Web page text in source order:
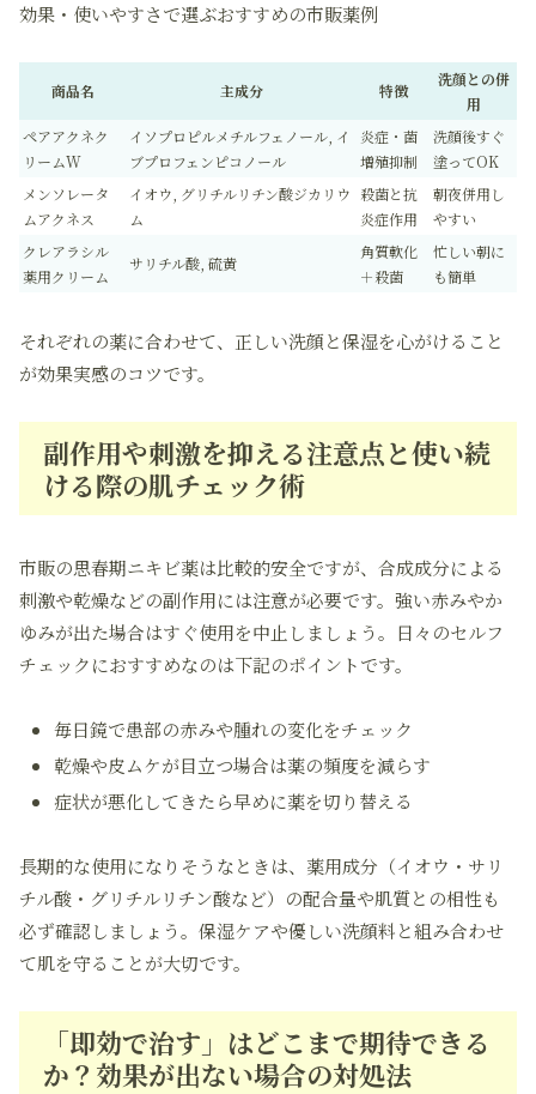
効果・使いやすさで選ぶおすすめの市販薬例
商品名 主成分 特徴
洗顔との併
用
ペアアクネク
リームW
イソプロピルメチルフェノール, イ
ブプロフェンピコノール
炎症・菌
増殖抑制
洗顔後すぐ
塗ってOK
メンソレータ
ムアクネス
イオウ, グリチルリチン酸ジカリウ
ム
殺菌と抗
炎症作用
朝夜併用し
やすい
クレアラシル
薬用クリーム
サリチル酸, 硫黄
角質軟化
＋殺菌
忙しい朝に
も簡単
それぞれの薬に合わせて、正しい洗顔と保湿を心がけること
が効果実感のコツです。
副作用や刺激を抑える注意点と使い続
ける際の肌チェック術
市販の思春期ニキビ薬は比較的安全ですが、合成成分による
刺激や乾燥などの副作用には注意が必要です。強い赤みやか
ゆみが出た場合はすぐ使用を中止しましょう。日々のセルフ
チェックにおすすめなのは下記のポイントです。
毎日鏡で患部の赤みや腫れの変化をチェック
乾燥や皮ムケが目立つ場合は薬の頻度を減らす
症状が悪化してきたら早めに薬を切り替える
長期的な使用になりそうなときは、薬用成分（イオウ・サリ
チル酸・グリチルリチン酸など）の配合量や肌質との相性も
必ず確認しましょう。保湿ケアや優しい洗顔料と組み合わせ
て肌を守ることが大切です。
「即効で治す」はどこまで期待できる
か？効果が出ない場合の対処法